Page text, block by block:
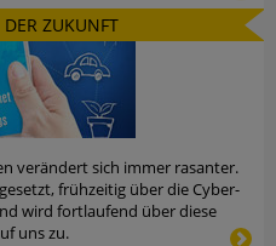
ZUKUNFT
verändert sich immer rasanter.
frühzeitig über die Cyber-
wird fortlaufend über diese
uns zu.